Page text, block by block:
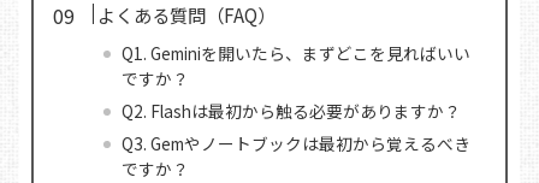
よくある質問（FAQ）
Q1. Geminiを開いたら、まずどこを見ればいい
ですか？
Q2. Flashは最初から触る必要がありますか？
Q3. Gemやノートブックは最初から覚えるべき
ですか？